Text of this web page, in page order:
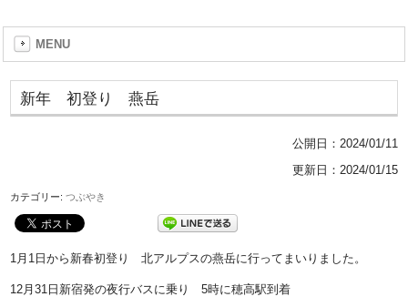
MENU
新年 初登り 燕岳
公開日： 2024/01/11
更新日：2024/01/15
カテゴリー:つぶやき
1月1日から新春初登り 北アルプスの燕岳に行ってまいりました。
12月31日新宿発の夜行バスに乗り 5時に穂高駅到着